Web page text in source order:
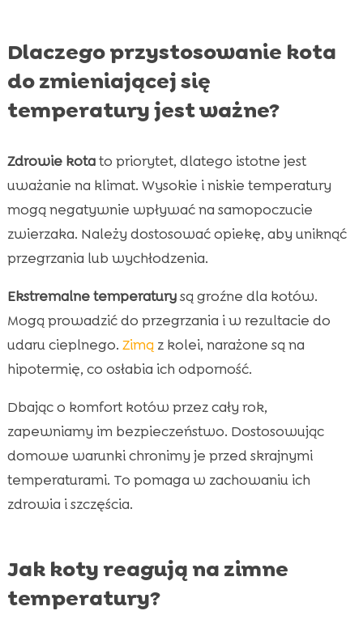
Dlaczego przystosowanie kota
do zmieniającej się
temperatury jest ważne?
Zdrowie kotato priorytet, dlatego istotne jest
uważanie na klimat. Wysokie i niskie temperatury
mogą negatywnie wpływać na samopoczucie
zwierzaka. Należy dostosować opiekę, aby uniknąć
przegrzania lub wychłodzenia.
Ekstremalne temperaturysą groźne dla kotów.
Mogą prowadzić do przegrzania i w rezultacie do
udaru cieplnego. Zimą z kolei, narażone są na
hipotermię, co osłabia ich odporność.
Dbając o komfort kotów przez cały rok,
zapewniamy im bezpieczeństwo. Dostosowując
domowe warunki chronimy je przed skrajnymi
temperaturami. To pomaga w zachowaniu ich
zdrowia i szczęścia.
Jak koty reagują na zimne
temperatury?